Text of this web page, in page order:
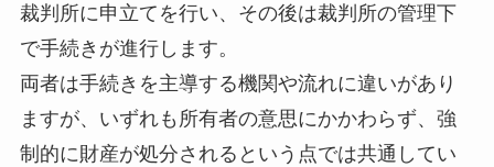
裁判所に申立てを行い、その後は裁判所の管理下
で手続きが進行します。
両者は手続きを主導する機関や流れに違いがあり
ますが、いずれも所有者の意思にかかわらず、強
制的に財産が処分されるという点では共通してい